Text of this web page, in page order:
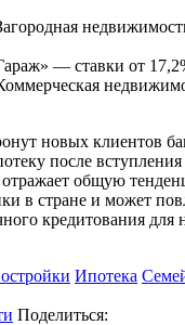
— ставки от
новых клиентов
после
общую
в стране и может
кредитования для
Ипотека
Поделиться: